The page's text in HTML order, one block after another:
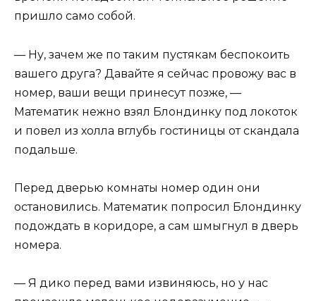
пришло само собой.
— Ну, зачем же по таким пустякам беспокоить
вашего друга? Давайте я сейчас провожу вас в
номер, ваши вещи принесут позже, —
Математик нежно взял Блондинку под локоток
и повел из холла вглубь гостиницы от скандала
подальше.
Перед дверью комнаты номер один они
остановились. Математик попросил Блондинку
подождать в коридоре, а сам шмыгнул в дверь
номера.
— Я дико перед вами извиняюсь, но у нас